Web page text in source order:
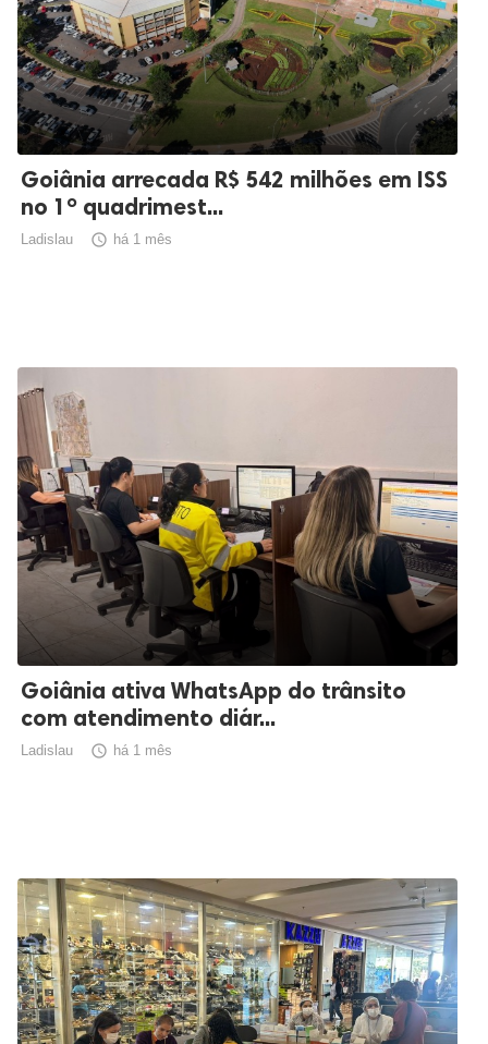
Goiânia arrecada R$ 542 milhões em ISS
no 1º quadrimest...
Ladislau  há 1 mês
Goiânia ativa WhatsApp do trânsito
com atendimento diár...
Ladislau  há 1 mês